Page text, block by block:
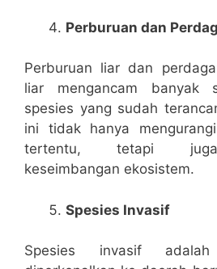
Perburuan dan
Perburuan liar dan
liar mengancam banyak
spesies yang sudah
ini tidak hanya
tertentu, tetapi juga
keseimbangan ekosistem.
Spesies Invasif
Spesies invasif